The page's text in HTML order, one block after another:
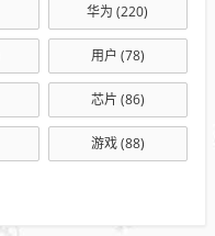
华为 (220)
用户 (78)
芯片 (86)
游戏(88)